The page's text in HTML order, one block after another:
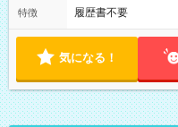
特徴 履歴書不要
気になる！